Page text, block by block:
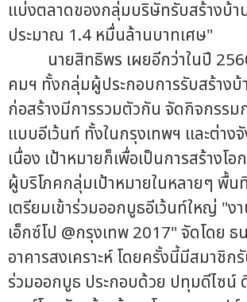
แบ่งตลาดของกลุ่มบริษัทรับสร้างบ้า
ประมาณ 1.4 หมื่นล้านบาทเศษ"
นายสิทธิพร เผยอีกว่าในปี
คมฯ ทั้งกลุ่มผู้ประกอบการรับสร้างบ้
ก่อสร้างมีการรวมตัวกัน จัดกิจกรรม
แบบอีเว้นท์ ทั้งในกรุงเทพฯ และต่าง
เนื่อง เป้าหมายก็เพื่อเป็นการสร้างโ
ผู้บริโภคกลุ่มเป้าหมายในหลายๆ พื้
เตรียมเข้าร่วมออกบูธอีเว้นท์ใหญ่ "ง
เอ็กซ์โป @กรุงเทพ 2017" จัดโดย ธ
อาคารสงเคราะห์ โดยครั้งนี้มีสมาชิก
ร่วมออกบูธ ประกอบด้วย ปทุมดีไซน์